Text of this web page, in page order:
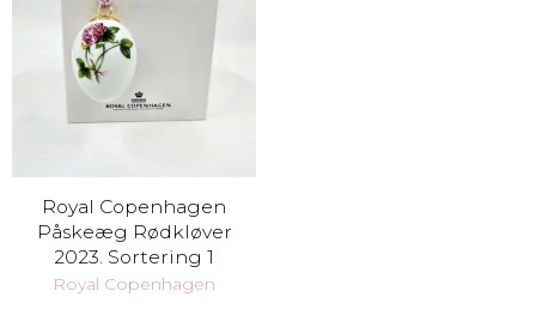
Royal Copenhagen
Påskeæg Rødkløver
2023. Sortering 1
Royal Copenhagen